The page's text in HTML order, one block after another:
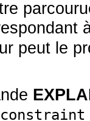
peut le